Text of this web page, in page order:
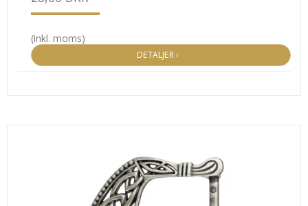
(inkl. moms)
DETALJER ›